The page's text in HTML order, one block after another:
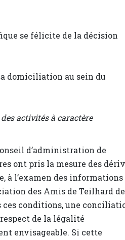
se félicite de la décision
domiciliation au sein du
des activités à caractère
d’administration de
ont pris la mesure des
à l’examen des informations
des Amis de Teilhard de
ces conditions, une
de la légalité
envisageable. Si cette